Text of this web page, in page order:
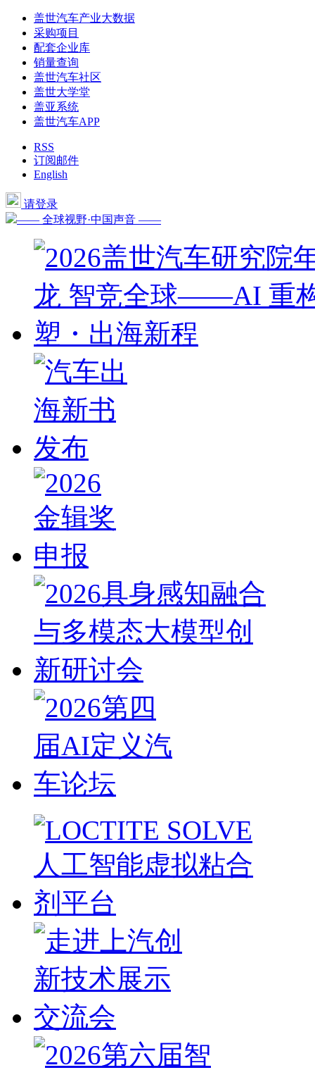
盖世汽车产业大数据
采购项目
配套企业库
销量查询
盖世汽车社区
盖世大学堂
盖亚系统
盖世汽车APP
RSS
订阅邮件
English
请登录
—— 全球视野·中国声音 ——